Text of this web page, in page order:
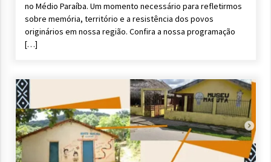
no Médio Paraíba. Um momento necessário para refletirmos
sobre memória, território e a resistência dos povos
originários em nossa região. Confira a nossa programação
[…]